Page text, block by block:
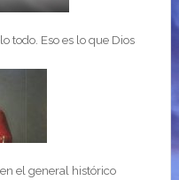
todo. Eso es lo que Dios
el general histórico